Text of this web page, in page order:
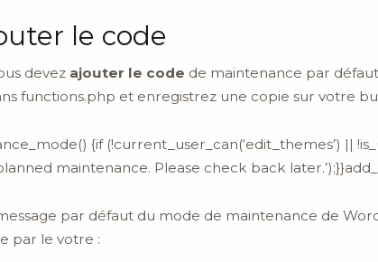
le code
devez ajouter le code de maintenance par
functions.php et enregistrez une copie sur votre
{if (!current_user_can(‘edit_themes’) ||
maintenance. Please check back
par défaut du mode de maintenance de
par le votre :